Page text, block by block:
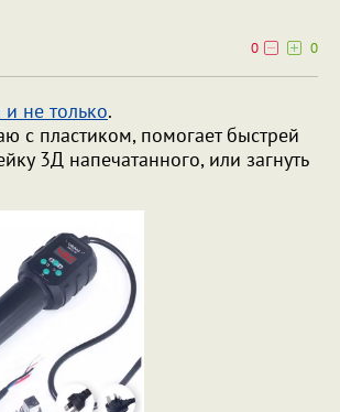
0
0
не только.
с пластиком, помогает быстрей
3Д напечатанного, или загнуть